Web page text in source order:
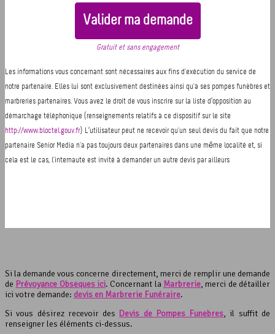
Si la demande vous concerne directement, merci de remplir une demande
de Prévoyance Obsèques ici. Concernant la Marbrerie, merci de détailler
ici votre demande: devis en Marbrerie Funéraire.
Si vous désirez recevoir des Devis de Pompes Funèbres, il suffit de
renseigner les éléments ci-dessus.